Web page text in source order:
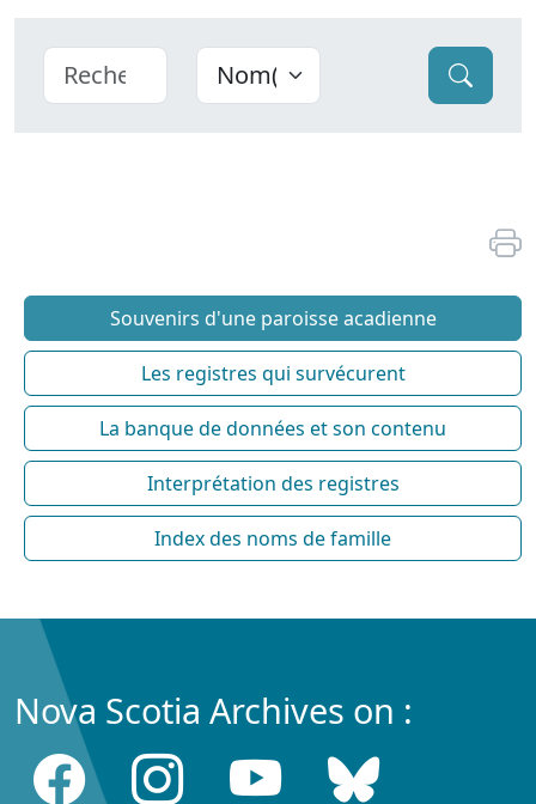
Souvenirs d'une paroisse acadienne
Les registres qui survécurent
La banque de données et son contenu
Interprétation des registres
Index des noms de famille
Nova Scotia Archives on :